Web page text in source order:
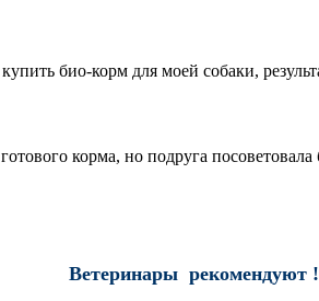
био-корм для моей собаки,
корма, но подруга
Ветеринары рекомендуют !